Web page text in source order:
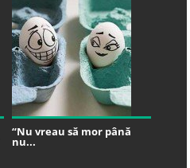
“Nu vreau să mor până
nu...